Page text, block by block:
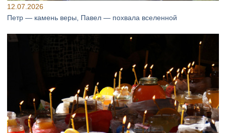
12.07.2026
Петр — камень веры, Павел — похвала вселенной